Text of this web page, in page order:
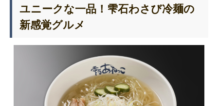
ユニークな一品！雫石わさび冷麺の
新感覚グルメ